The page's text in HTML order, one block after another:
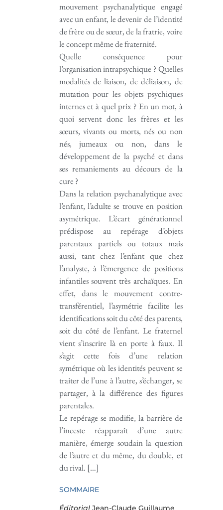
mouvement psychanalytique engagé
avec un enfant, le devenir de l’identité
de frère ou de sœur, de la fratrie, voire
le concept même de fraternité.
Quelle conséquence pour
l’organisation intrapsychique ? Quelles
modalités de liaison, de déliaison, de
mutation pour les objets psychiques
internes et à quel prix ? En un mot, à
quoi servent donc les frères et les
sœurs, vivants ou morts, nés ou non
nés, jumeaux ou non, dans le
développement de la psyché et dans
ses remaniements au décours de la
cure ?
Dans la relation psychanalytique avec
l’enfant, l’adulte se trouve en position
asymétrique. L’écart générationnel
prédispose au repérage d’objets
parentaux partiels ou totaux mais
aussi, tant chez l’enfant que chez
l’analyste, à l’émergence de positions
infantiles souvent très archaïques. En
effet, dans le mouvement contre-
transférentiel, l’asymétrie facilite les
identifications soit du côté des parents,
soit du côté de l’enfant. Le fraternel
vient s’inscrire là en porte à faux. Il
s’agit cette fois d’une relation
symétrique où les identités peuvent se
traiter de l’une à l’autre, s’échanger, se
partager, à la différence des figures
parentales.
Le repérage se modifie, la barrière de
l’inceste réapparaît d’une autre
manière, émerge soudain la question
de l’autre et du même, du double, et
du rival. […]
SOMMAIRE
Éditorial Jean-Claude Guillaume